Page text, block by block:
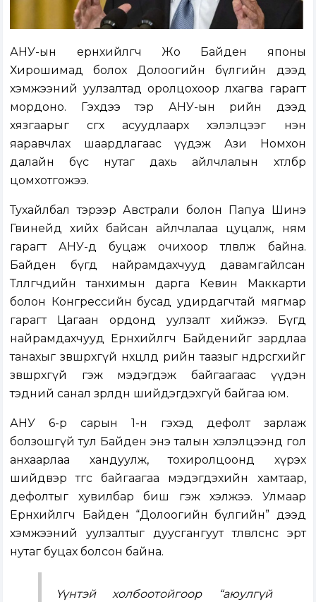
АНУ-ын ерөнхийлөгч Жо Байден японы
Хирошимад болох Долоогийн бүлгийн дээд
хэмжээний уулзалтад оролцохоор лхагва гарагт
мордоно. Гэхдээ тэр АНУ-ын өрийн дээд
хязгаарыг өсгөх асуудлаарх хэлэлцээг нэн
яаравчлах шаардлагаас үүдэж Ази Номхон
далайн бүс нутаг дахь айлчлалын хөтөлбөрөө
цомхотгожээ.
Тухайлбал тэрээр Австрали болон Папуа Шинэ
Гвинейд хийх байсан айлчлалаа цуцалж, ням
гарагт АНУ-д буцаж очихоор төлөвлөж байна.
Байден бүгд найрамдахчууд давамгайлсан
Төлөөлөгчдийн танхимын дарга Кевин Маккарти
болон Конгрессийн бусад удирдагчтай мягмар
гарагт Цагаан ордонд уулзалт хийжээ. Бүгд
найрамдахчууд Ерөнхийлөгч Байденийг зардлаа
танахыг зөвшөөрөхгүй нөхцөлд өрийн таазыг өндөрсгөхийг
зөвшөөрөхгүй гэж мэдэгдэж байгаагаас үүдэн
тэдний санал зөрөлдөөн шийдэгдэхгүй байгаа юм.
АНУ 6-р сарын 1-н гэхэд дефолт зарлаж
болзошгүй тул Байден энэ талын хэлэлцээнд гол
анхаарлаа хандуулж, тохиролцоонд хүрэх
шийдвэр төгс байгаагаа мэдэгдэхийн хамтаар,
дефолтыг хувилбар биш гэж хэлжээ. Улмаар
Ерөнхийлөгч Байден “Долоогийн бүлгийн” дээд
хэмжээний уулзалтыг дуусгангуут төлөвлөснөөсөө эрт
нутаг буцах болсон байна.
Үүнтэй холбоотойгоор “аюулгүй